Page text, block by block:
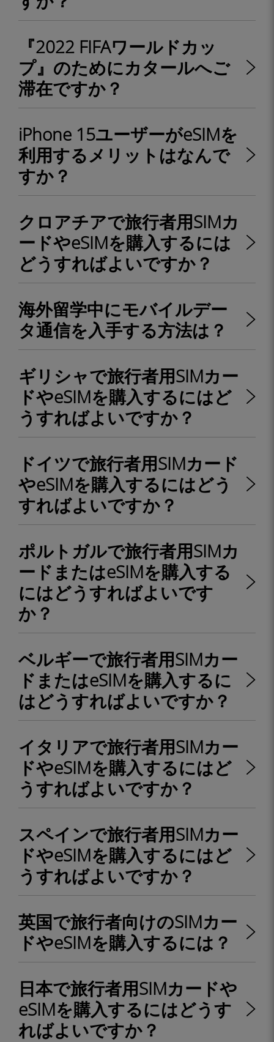
『2022 FIFAワールドカッ
プ』のためにカタールへご
滞在ですか？
iPhone 15ユーザーがeSIMを
利用するメリットはなんで
すか？
クロアチアで旅行者用SIMカ
ードやeSIMを購入するには
どうすればよいですか？
海外留学中にモバイルデー
タ通信を入手する方法は？
ギリシャで旅行者用SIMカー
ドやeSIMを購入するにはど
うすればよいですか？
ドイツで旅行者用SIMカード
やeSIMを購入するにはどう
すればよいですか？
ポルトガルで旅行者用SIMカ
ードまたはeSIMを購入する
にはどうすればよいです
か？
ベルギーで旅行者用SIMカー
ドまたはeSIMを購入するに
はどうすればよいですか？
イタリアで旅行者用SIMカー
ドやeSIMを購入するにはど
うすればよいですか？
スペインで旅行者用SIMカー
ドやeSIMを購入するにはど
うすればよいですか？
英国で旅行者向けのSIMカー
ドやeSIMを購入するには？
日本で旅行者用SIMカードや
eSIMを購入するにはどうす
ればよいですか？